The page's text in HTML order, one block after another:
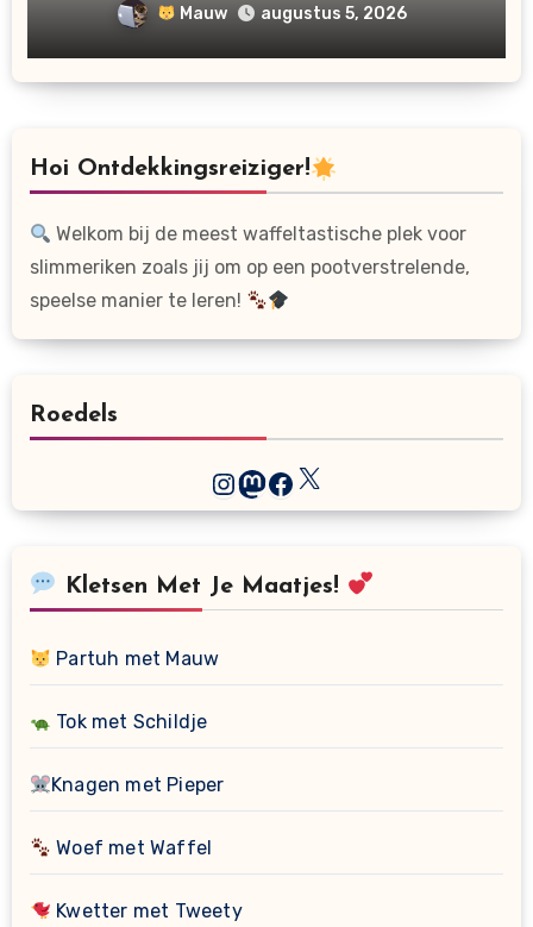
Mauw augustus 5, 2026
Hoi Ontdekkingsreiziger!
Welkom bij de meest waffeltastische plek voor
slimmeriken zoals jij om op een pootverstrelende,
speelse manier te leren!
Roedels
Instagram
Mastodon
Facebook
X
Kletsen Met Je Maatjes!
Partuh met Mauw
Tok met Schildje
Knagen met Pieper
Woef met Waffel
Kwetter met Tweety